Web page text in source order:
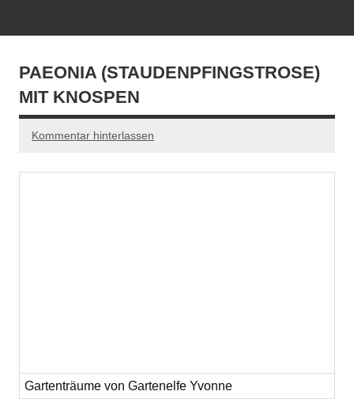
PAEONIA (STAUDENPFINGSTROSE)
MIT KNOSPEN
Kommentar hinterlassen
Gartenträume von Gartenelfe Yvonne